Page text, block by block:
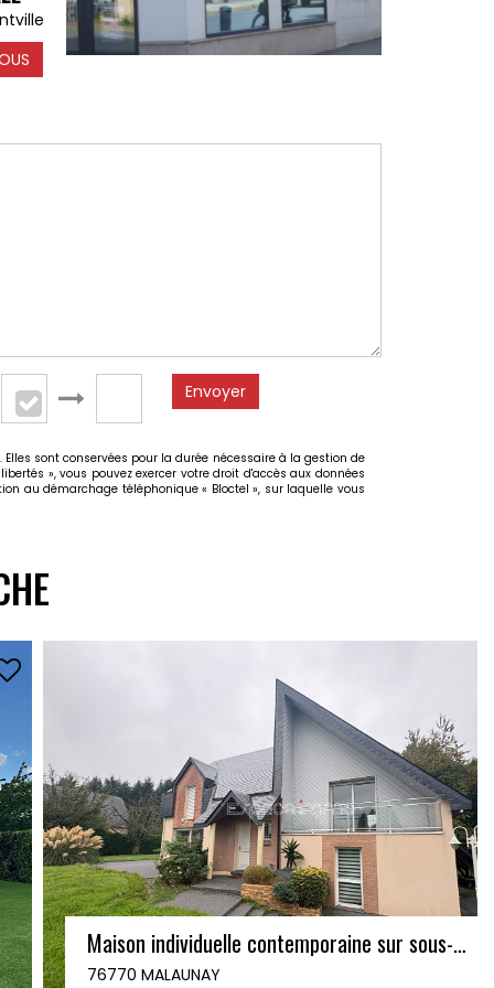
Envoyer
sont conservées pour la durée nécessaire à la gestion de
», vous pouvez exercer votre droit d'accès aux données
au démarchage téléphonique « Bloctel », sur laquelle vous
Maison mitoyenne d'un côté - 104m² - 4 chambres - Centre de MONTVILLE - 257m² de terrain
76710 MONTVILLE